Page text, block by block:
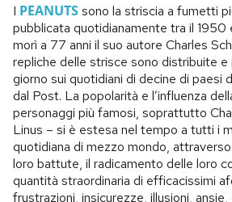
I PEANUTSsono la striscia a fumetti
pubblicata quotidianamente tra il
morì a 77 anni il suo autore Charles
repliche delle strisce sono distribuite e
giorno sui quotidiani di decine di paesi
dal Post. La popolarità e l’influenza
personaggi più famosi, soprattutto
Linus – si è estesa nel tempo a tutti i
quotidiana di mezzo mondo,
loro battute, il radicamento delle loro
quantità straordinaria di efficacissimi
frustrazioni, insicurezze, illusioni,